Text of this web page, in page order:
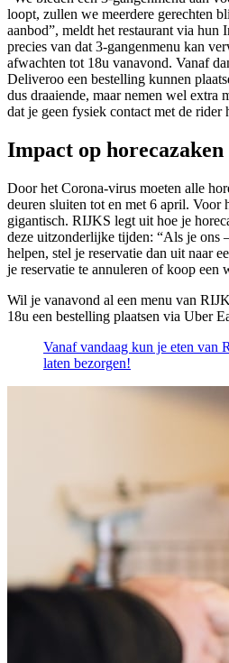
loopt, zullen we meerdere gerechten
aanbod”, meldt het restaurant via hun
precies van dat 3-gangenmenu kan
afwachten tot 18u vanavond. Vanaf
Deliveroo een bestelling kunnen
dus draaiende, maar nemen wel extra
dat je geen fysiek contact met de rider
Impact op horecazaken
Door het Corona-virus moeten alle
deuren sluiten tot en met 6 april. Voor
gigantisch. RIJKS legt uit hoe je
deze uitzonderlijke tijden: “Als je ons
helpen, stel je reservatie dan uit naar
je reservatie te annuleren of koop een
Wil je vanavond al een menu van
18u een bestelling plaatsen via Uber
Vanaf vandaag kun je eten van
laten bezorgen!